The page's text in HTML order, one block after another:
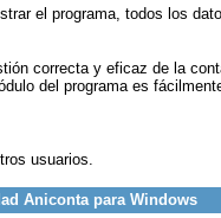
el programa, todos los
correcta y eficaz de la
del programa es
usuarios.
Aniconta para Windows